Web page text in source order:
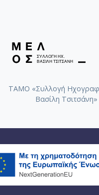
ΤΑΜΟ «Συλλογή
Βασίλη Τσιτσάνη»